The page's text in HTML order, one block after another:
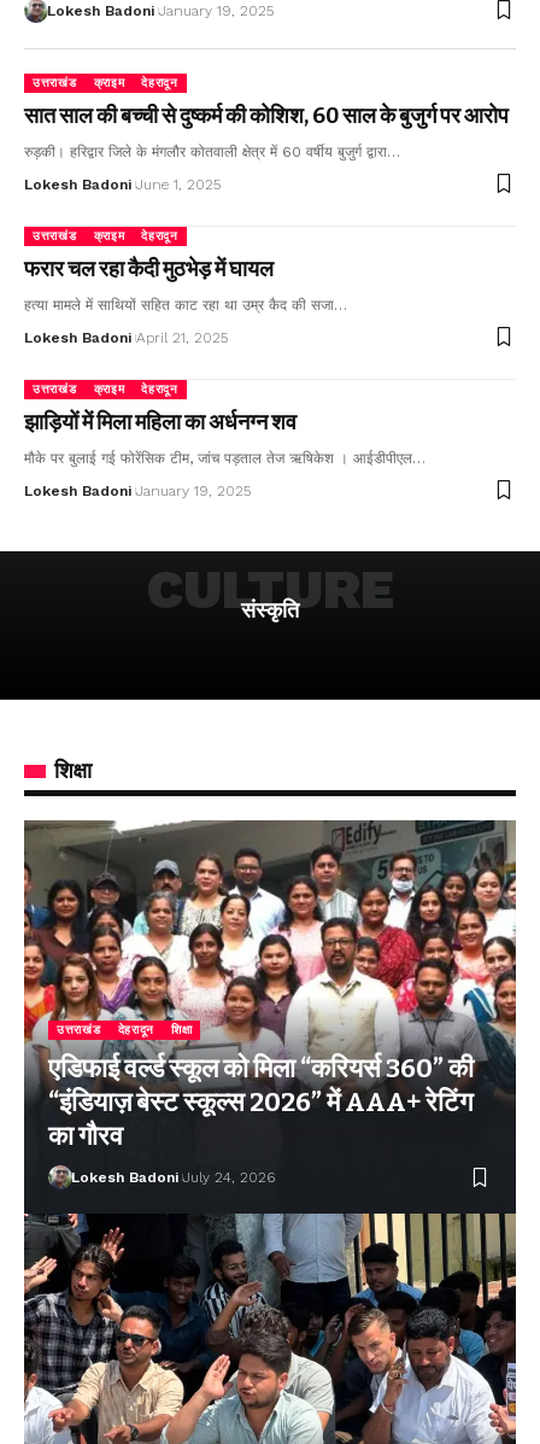
Lokesh Badoni January 19, 2025
उत्तराखंड क्राइम देहरादून
सात साल की बच्ची से दुष्कर्म की कोशिश, 60 साल के बुजुर्ग पर आरोप
रुड़की। हरिद्वार जिले के मंगलौर कोतवाली क्षेत्र में 60 वर्षीय बुजुर्ग द्वारा…
Lokesh Badoni June 1, 2025
उत्तराखंड क्राइम देहरादून
फरार चल रहा कैदी मुठभेड़ में घायल
हत्या मामले में साथियों सहित काट रहा था उम्र कैद की सजा…
Lokesh Badoni April 21, 2025
उत्तराखंड क्राइम देहरादून
झाड़ियों में मिला महिला का अर्धनग्न शव
मौके पर बुलाई गई फोरेंसिक टीम, जांच पड़ताल तेज ऋषिकेश । आईडीपीएल…
Lokesh Badoni January 19, 2025
संस्कृति
CULTURE
शिक्षा
उत्तराखंड देहरादून शिक्षा
एडिफाई वर्ल्ड स्कूल को मिला “करियर्स 360” की
“इंडियाज़ बेस्ट स्कूल्स 2026” में AAA+ रेटिंग
का गौरव
Lokesh Badoni July 24, 2026